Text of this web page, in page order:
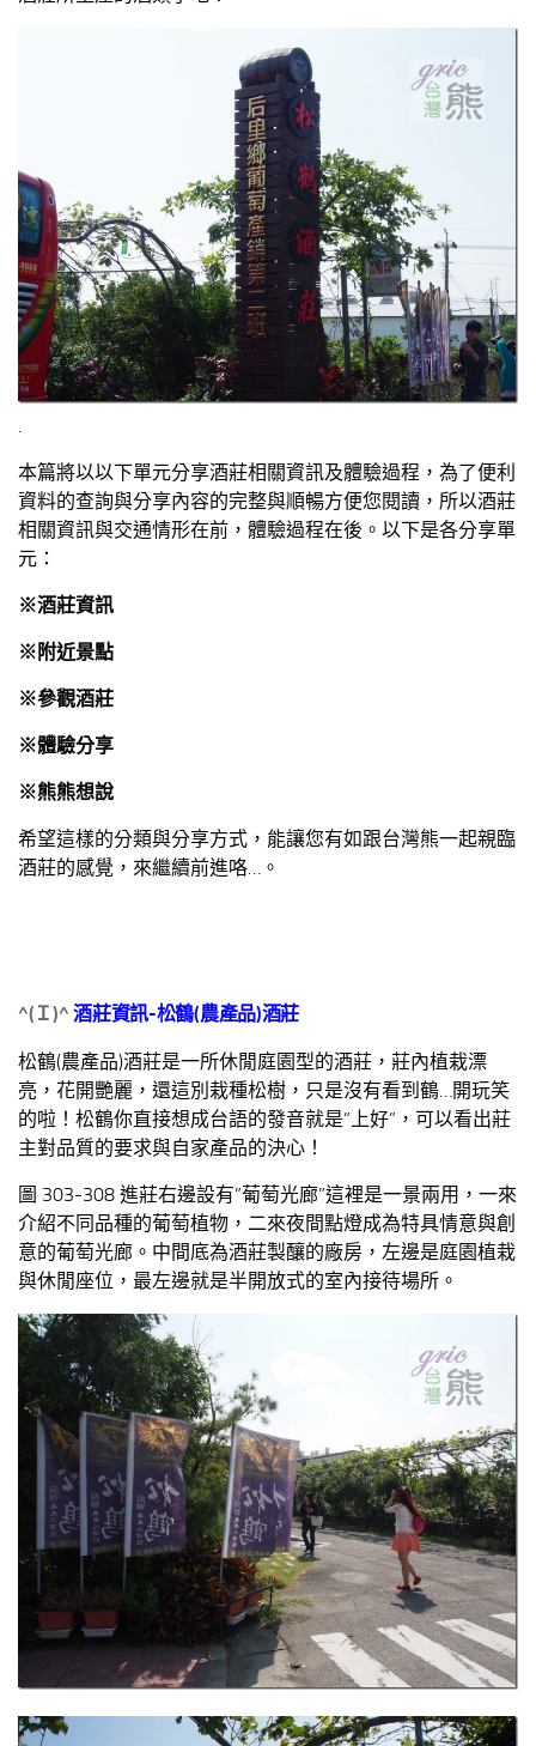
.
本篇將以以下單元分享酒莊相關資訊及體驗過程，為了便利
資料的查詢與分享內容的完整與順暢方便您閱讀，所以酒莊
相關資訊與交通情形在前，體驗過程在後。以下是各分享單
元：
※酒莊資訊
※附近景點
※參觀酒莊
※體驗分享
※熊熊想說
希望這樣的分類與分享方式，能讓您有如跟台灣熊一起親臨
酒莊的感覺，來繼續前進咯…。
^( Ｉ)^酒莊資訊-松鶴(農產品)酒莊
松鶴(農產品)酒莊是一所休閒庭園型的酒莊，莊內植栽漂
亮，花開艷麗，還這別栽種松樹，只是沒有看到鶴…開玩笑
的啦！松鶴你直接想成台語的發音就是”上好”，可以看出莊
主對品質的要求與自家產品的決心！
圖 303-308 進莊右邊設有”葡萄光廊”這裡是一景兩用，一來
介紹不同品種的葡萄植物，二來夜間點燈成為特具情意與創
意的葡萄光廊。中間底為酒莊製釀的廠房，左邊是庭園植栽
與休閒座位，最左邊就是半開放式的室內接待場所。